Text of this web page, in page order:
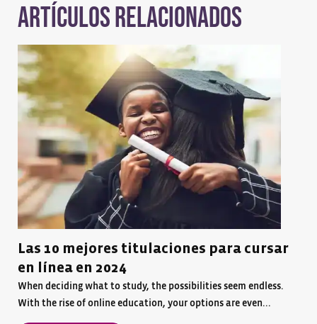
Artículos relacionados
Las 10 mejores titulaciones para cursar
en línea en 2024
When deciding what to study, the possibilities seem endless.
With the rise of online education, your options are even...